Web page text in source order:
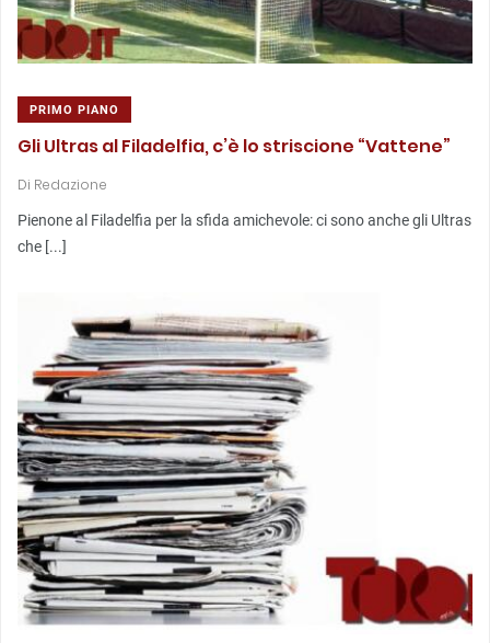
PRIMO PIANO
Gli Ultras al Filadelfia, c’è lo striscione “Vattene”
Di Redazione
Pienone al Filadelfia per la sfida amichevole: ci sono anche gli Ultras
che [...]